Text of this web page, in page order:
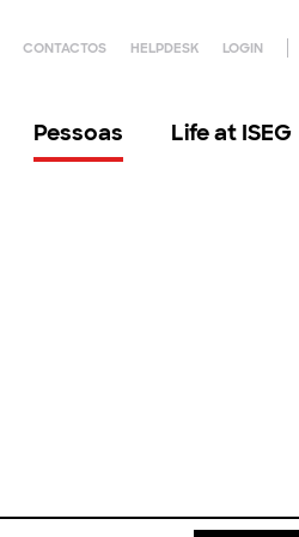
CONTACTOS HELPDESK LOGIN
Pessoas Life at ISEG